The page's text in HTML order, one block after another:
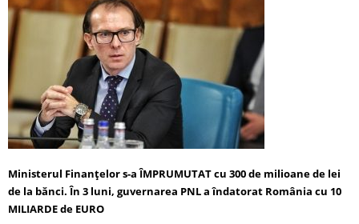
Ministerul Finanțelor s-a ÎMPRUMUTAT cu 300 de milioane de lei
de la bănci. În 3 luni, guvernarea PNL a îndatorat România cu 10
MILIARDE de EURO